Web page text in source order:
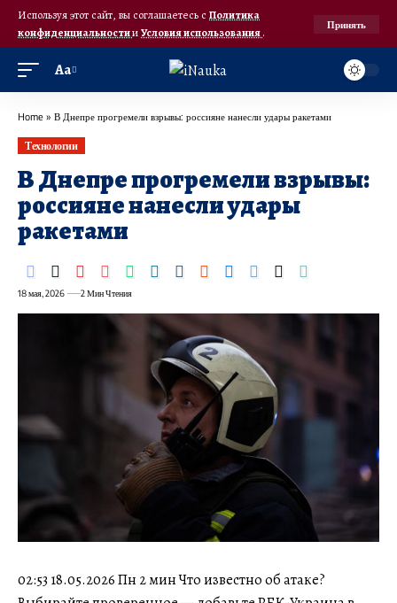
Используя этот сайт, вы соглашаетесь с Политика
конфиденциальностииУсловия использования.
Принять
Аа
Home » В Днепре прогремели взрывы: россияне нанесли удары ракетами
Технологии
В Днепре прогремели взрывы:
россияне нанесли удары
ракетами
18 мая, 2026 2 Мин Чтения
02:53 18.05.2026 Пн 2 мин Что известно об атаке?